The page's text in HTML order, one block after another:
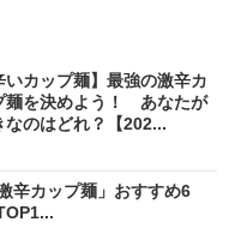
いカップ麺】最強の激辛カ
麺を決めよう！ あなたが
なのはどれ？【202...
辛カップ麺」おすすめ6